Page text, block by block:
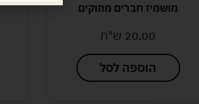
מושמיז חברים מתוקים
20.00 ש"ח
הוספה לסל